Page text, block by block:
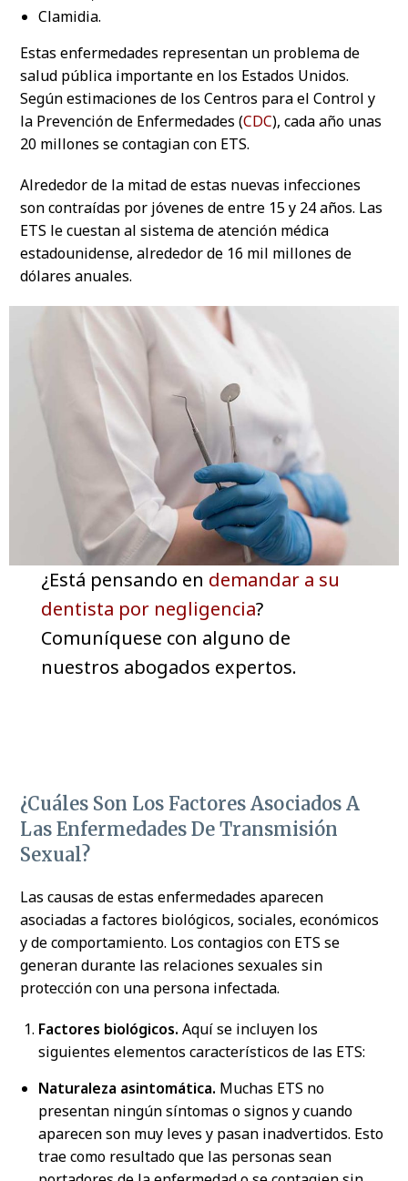
Clamidia.
Estas enfermedades representan un problema de
salud pública importante en los Estados Unidos.
Según estimaciones de los Centros para el Control y
la Prevención de Enfermedades (CDC), cada año unas
20 millones se contagian con ETS.
Alrededor de la mitad de estas nuevas infecciones
son contraídas por jóvenes de entre 15 y 24 años. Las
ETS le cuestan al sistema de atención médica
estadounidense, alrededor de 16 mil millones de
dólares anuales.
¿Está pensando en demandar a su
dentista por negligencia?
Comuníquese con alguno de
nuestros abogados expertos.
¿Cuáles Son Los Factores Asociados A
Las Enfermedades De Transmisión
Sexual?
Las causas de estas enfermedades aparecen
asociadas a factores biológicos, sociales, económicos
y de comportamiento. Los contagios con ETS se
generan durante las relaciones sexuales sin
protección con una persona infectada.
Factores biológicos.Aquí se incluyen los
siguientes elementos característicos de las ETS:
Naturaleza asintomática. Muchas ETS no
presentan ningún síntomas o signos y cuando
aparecen son muy leves y pasan inadvertidos. Esto
trae como resultado que las personas sean